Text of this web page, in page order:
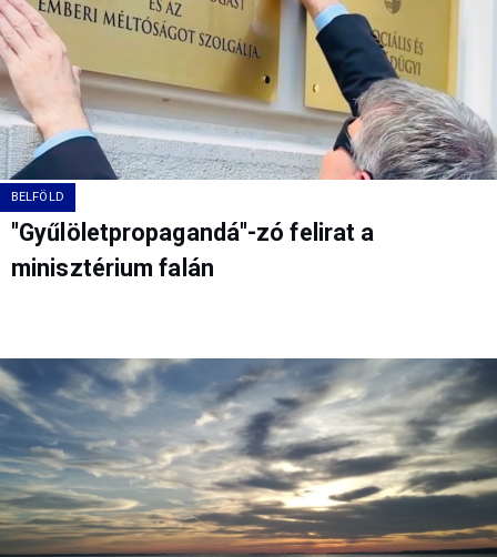
BELFÖLD
"Gyűlöletpropagandá"-zó felirat a
minisztérium falán